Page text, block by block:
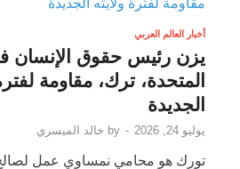
أخبار العالم العربي
يزن رئيس حقوق الإنسان
المتحدة، ترك، مقاومة
الجديدة
يوليو 24, 2026 -
by خالد الميسري
تورك هو محامي نمساوي عمل لصالح